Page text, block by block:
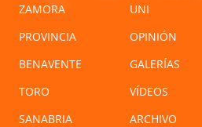
ZAMORA
PROVINCIA
BENAVENTE
TORO
SANABRIA
UNI
OPINIÓN
GALERÍAS
VÍDEOS
ARCHIVO